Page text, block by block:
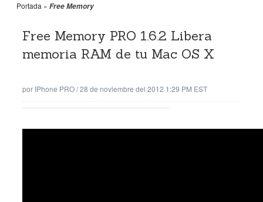
Portada » Free Memory
Free Memory PRO 1.6.2 Libera
memoria RAM de tu Mac OS X
por IPhone PRO/28 de noviembre del 2012 1:29 PM EST